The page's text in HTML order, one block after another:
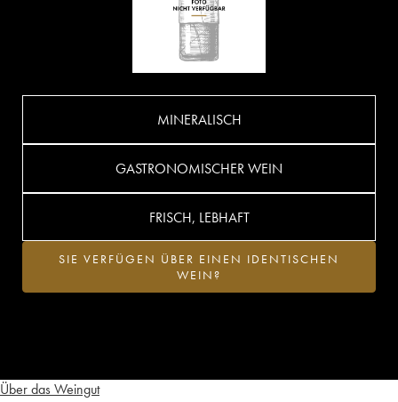
Über das Weingut
MINERALISCH
GASTRONOMISCHER WEIN
FRISCH, LEBHAFT
SIE VERFÜGEN ÜBER EINEN IDENTISCHEN
WEIN?